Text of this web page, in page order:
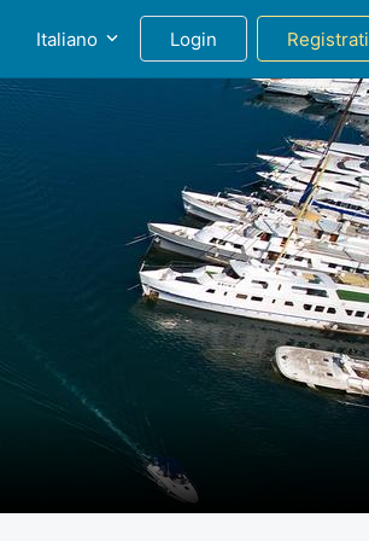
Italiano Login Registrati